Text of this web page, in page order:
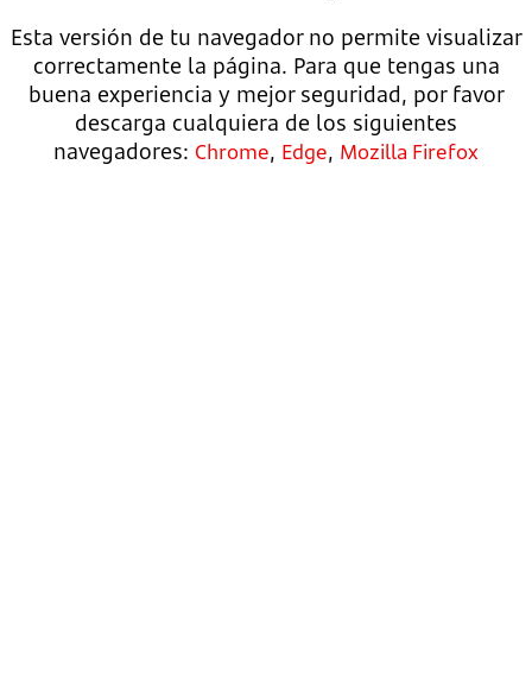
Esta versión de tu navegador no permite visualizar
correctamente la página. Para que tengas una
buena experiencia y mejor seguridad, por favor
descarga cualquiera de los siguientes
navegadores: Chrome, Edge, Mozilla Firefox